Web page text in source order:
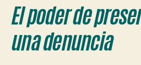
El poder de
una denuncia